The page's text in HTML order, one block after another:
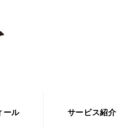
ール サービス紹介